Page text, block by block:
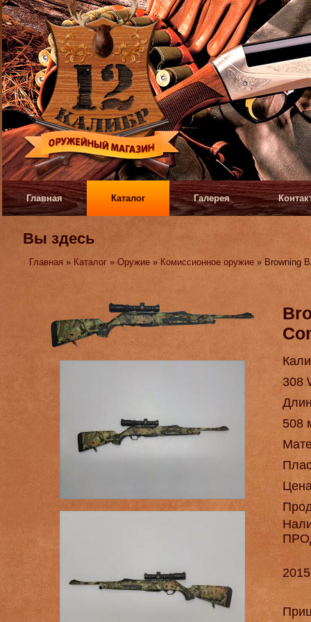
Главная Каталог Галерея
Вы здесь
Главная » Каталог »Оружие » Комиссионное оружие » Browning
308
508